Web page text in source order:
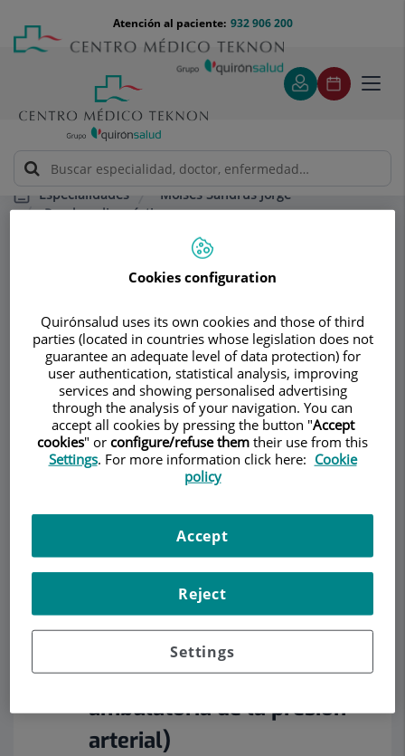
contenido
Menú
teléfono
cabecera
932 906 200
Atención al paciente:
Especialidades
Moisés Sandrús Jorge
Pruebas diagnósticas
MAPA (monitorización ambulatoria de la presión arterial)
Moisés Sandrús
Jorge
MEDICINA INTERNANEFROLOGÍA
EquipoContacto
MAPA (monitorización
ambulatoria de la presión
arterial)
Cookies configuration
Quirónsalud uses its own cookies and those of third
parties (located in countries whose legislation does not
guarantee an adequate level of data protection) for
user authentication, statistical analysis, improving
services and showing personalised advertising
through the analysis of your navigation. You can
accept all cookies by pressing the button "Accept
cookies" or configure/refuse them their use from this
Settings. For more information click here: Cookie
policy
Settings
Reject
Accept